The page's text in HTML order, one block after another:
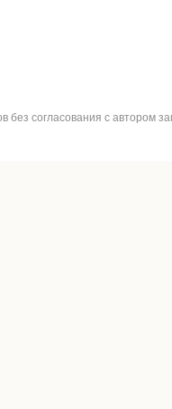
без согласования с автором